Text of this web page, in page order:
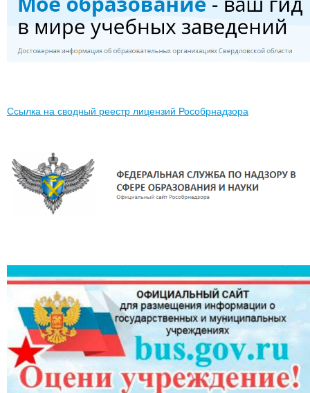
Ссылка на сводный реестр лицензий Рособрнадзора